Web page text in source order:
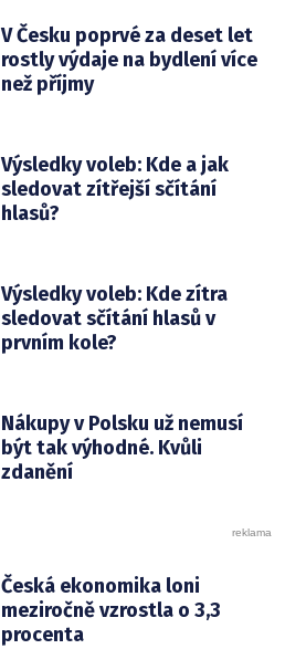
V Česku poprvé za deset let
rostly výdaje na bydlení více
než příjmy
Výsledky voleb: Kde a jak
sledovat zítřejší sčítání
hlasů?
Výsledky voleb: Kde zítra
sledovat sčítání hlasů v
prvním kole?
Nákupy v Polsku už nemusí
být tak výhodné. Kvůli
zdanění
Česká ekonomika loni
meziročně vzrostla o 3,3
procenta